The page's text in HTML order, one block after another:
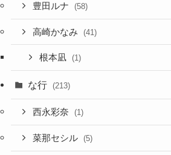
豊田ルナ (58)
高崎かなみ (41)
根本凪 (1)
な行 (213)
西永彩奈 (1)
菜那セシル (5)